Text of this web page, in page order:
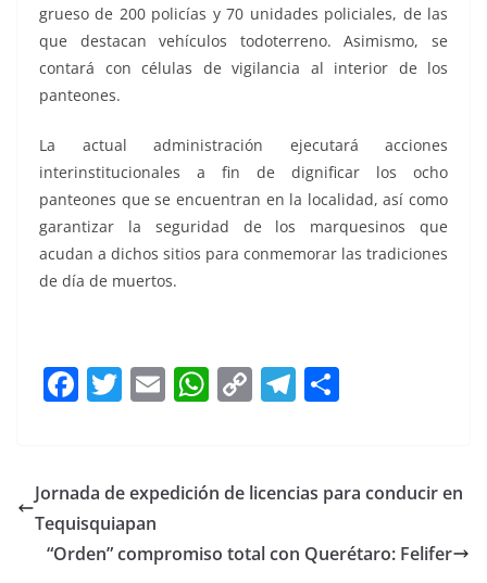
grueso de 200 policías y 70 unidades policiales, de las
que destacan vehículos todoterreno. Asimismo, se
contará con células de vigilancia al interior de los
panteones.
La actual administración ejecutará acciones
interinstitucionales a fin de dignificar los ocho
panteones que se encuentran en la localidad, así como
garantizar la seguridad de los marquesinos que
acudan a dichos sitios para conmemorar las tradiciones
de día de muertos.
F
e
b
o
T
er
E
l
W
s
p
C
y
n
T
gr
m
e
Jornada de expedición de licencias para conducir en
Tequisquiapan
“Orden” compromiso total con Querétaro: Felifer